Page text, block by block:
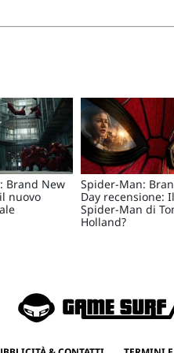
Brand New
nuovo
Spider-Man:
Day recensione:
Spider-Man di
Holland?